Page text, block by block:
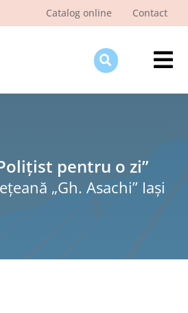
Catalog online Contact
pentru o zi”
„Gh. Asachi” Iaşi